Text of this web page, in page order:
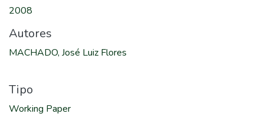
2008
Autores
MACHADO, José Luiz Flores
Tipo
Working Paper